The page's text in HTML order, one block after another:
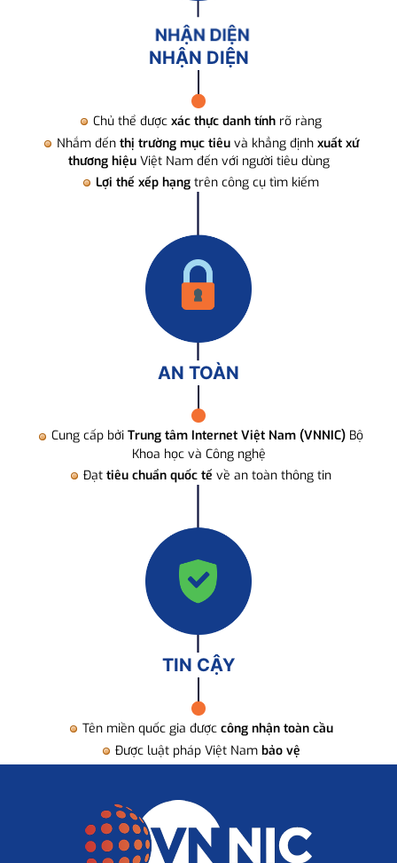
NHẬN DIỆN
Chủ thể được xác thực danh tính rõ ràng
Nhắm đến thị trường mục tiêuvà khẳng định xuất xứ
thương hiệuViệt Nam đến với người tiêu dùng
Lợi thế xếp hạng trên công cụ tìm kiếm
AN TOÀN
Cung cấp bởi Trung tâm Internet Việt Nam (VNNIC) Bộ
Khoa học và Công nghệ
Đạt tiêu chuẩn quốc tế về an toàn thông tin
TIN CẬY
Tên miền quốc gia được công nhận toàn cầu
Được luật pháp Việt Nam bảo vệ